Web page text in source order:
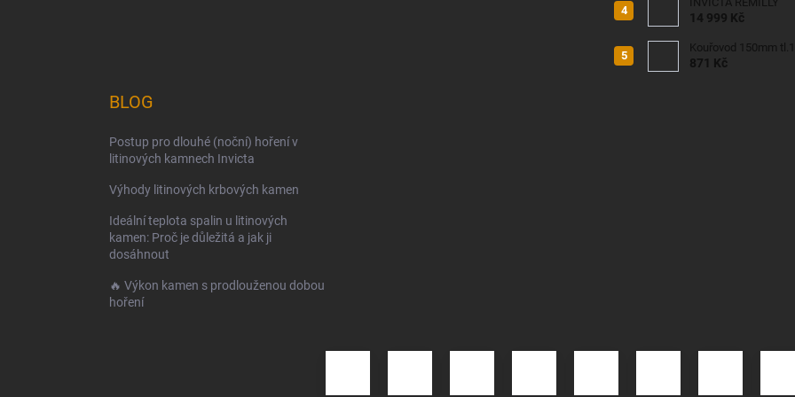
14 999 Kč
Kouřovod 150mm
871 Kč
BLOG
Postup pro dlouhé (noční) hoření v
litinových kamnech Invicta
Výhody litinových krbových kamen
Ideální teplota spalin u litinových
kamen: Proč je důležitá a jak ji
dosáhnout
🔥 Výkon kamen s prodlouženou dobou
hoření